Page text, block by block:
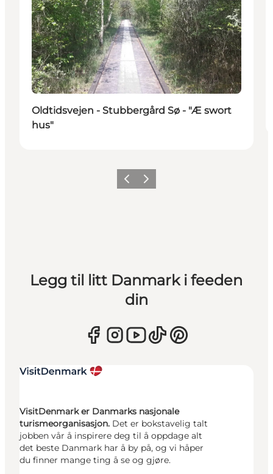
Oldtidsvejen - Stubbergård Sø - "Æ swort
hus"
ForrigeNeste
Legg til litt Danmark i feeden
din
VisitDenmark er Danmarks nasjonale
turismeorganisasjon. Det er bokstavelig talt
jobben vår å inspirere deg til å oppdage alt
det beste Danmark har å by på, og vi håper
du finner mange ting å se og gjøre.